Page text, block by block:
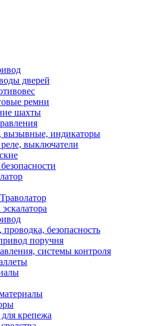
дверей
ремни
шахты
вызывные, индикаторы
выключатели
безопасность
поручня
системы контроля
крепежа